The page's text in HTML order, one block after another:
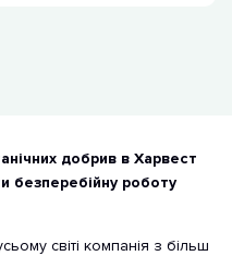
добрив в Харвест
безперебійну роботу
світі компанія з більш